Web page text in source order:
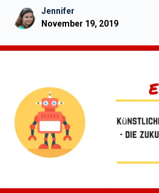
Jennifer
November 19, 2019